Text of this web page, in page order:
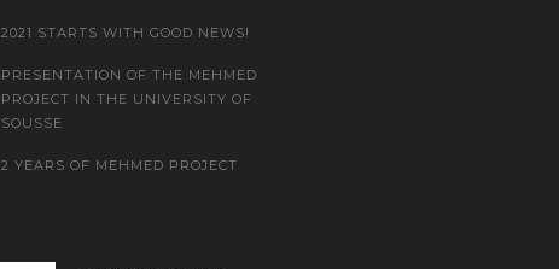
2021 STARTS WITH GOOD NEWS!
PRESENTATION OF THE MEHMED
PROJECT IN THE UNIVERSITY OF
SOUSSE
2 YEARS OF MEHMED PROJECT